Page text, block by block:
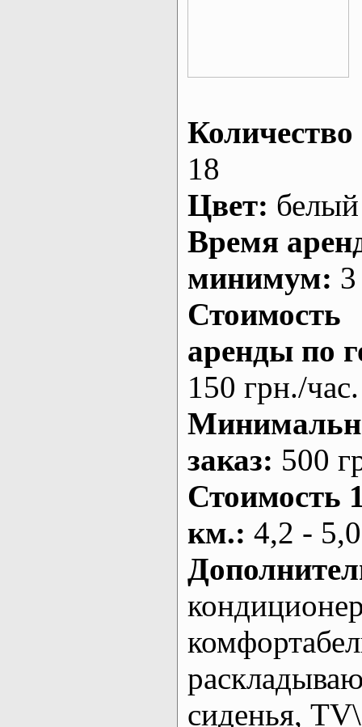
Количество
18
Цвет: белый
Время
минимум:
Стоимость
аренды по
150 грн./час.
заказ: 500
Стоимость
км.: 4,2 -
сиденья,